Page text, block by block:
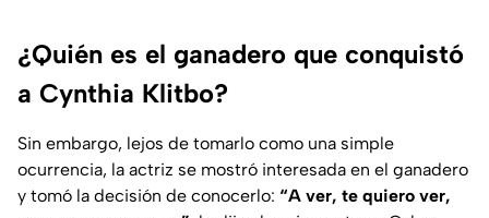
¿Quién es el ganadero que conquistó
a Cynthia Klitbo?
Sin embargo, lejos de tomarlo como una simple
ocurrencia, la actriz se mostró interesada en el ganadero
y tomó la decisión de conocerlo: “A ver, te quiero ver,